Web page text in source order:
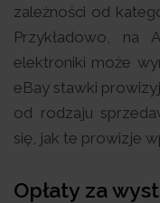
zależności od
Przykładowo, na
elektroniki może
eBay stawki
od rodzaju
się, jak te prowizje
Opłaty za